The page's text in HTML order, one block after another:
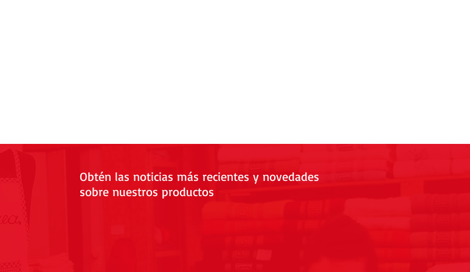
Obtén las noticias más recientes y novedades
sobre nuestros productos